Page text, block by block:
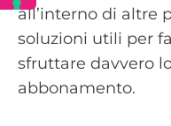
all’interno di altre
soluzioni utili per
sfruttare davvero
abbonamento.